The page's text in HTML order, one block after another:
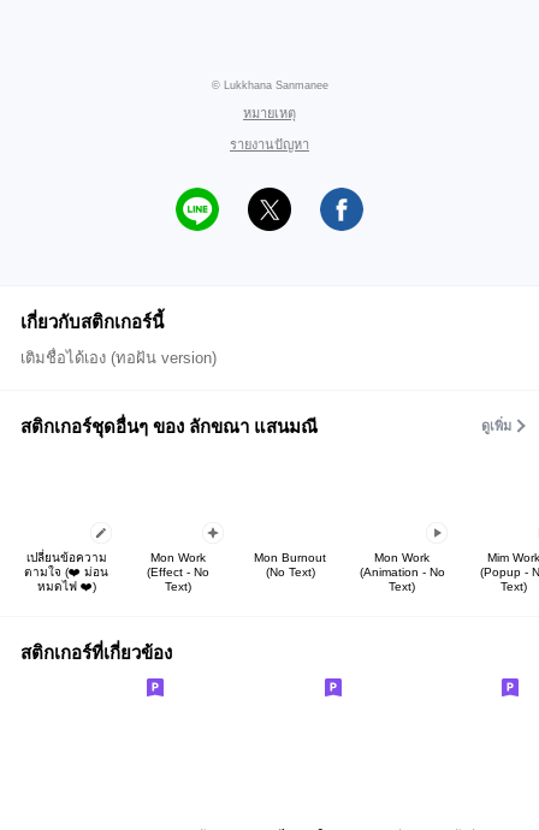
© Lukkhana Sanmanee
หมายเหตุ
รายงานปัญหา
เกี่ยวกับสติกเกอร์นี้
เติมชื่อได้เอง (ทอฝัน version)
สติกเกอร์ชุดอื่นๆ ของ ลักขณา แสนมณี ดูเพิ่ม
เปลี่ยนข้อความ
ตามใจ (❤️ ม่อน
หมดไฟ ❤️)
Mon Work
(Effect - No
Text)
Mon Burnout
(No Text)
Mon Work
(Animation - No
Text)
Mim Work
(Popup -
Text)
สติกเกอร์ที่เกี่ยวข้อง